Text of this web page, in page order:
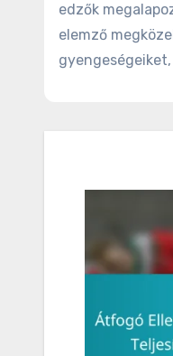
edzők
elemző